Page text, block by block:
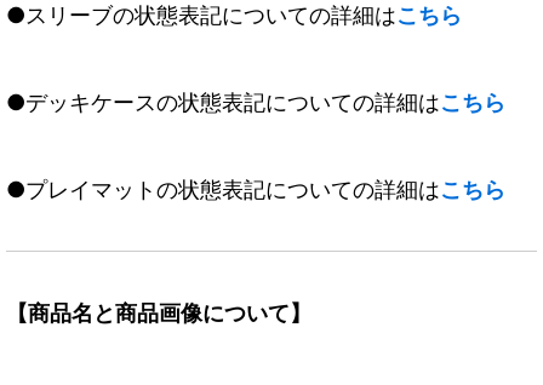
●スリーブの状態表記についての詳細はこちら
●デッキケースの状態表記についての詳細はこちら
●プレイマットの状態表記についての詳細はこちら
【商品名と商品画像について】